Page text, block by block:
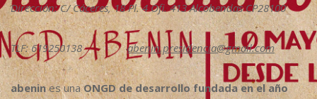
Dirección: C/ Cáceres, 18 Pl. 4 Ofi. 413 Alcobendas CP28100
TLF: 619250138abenin.presidencia@gmail.com
abenines unaONGD de desarrollo fundada en el año